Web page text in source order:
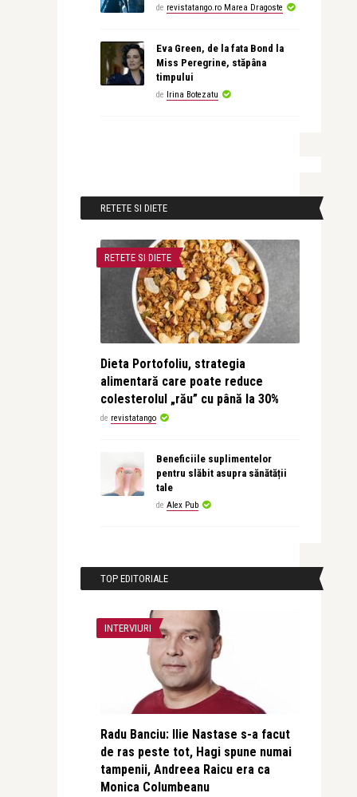
de revistatango.ro Marea Dragoste
Eva Green, de la fata Bond la
Miss Peregrine, stăpâna
timpului
de Irina Botezatu
RETETE SI DIETE
RETETE SI DIETE
Dieta Portofoliu, strategia
alimentară care poate reduce
colesterolul „rău” cu până la 30%
de revistatango
Beneficiile suplimentelor
pentru slăbit asupra sănătății
tale
de Alex Pub
TOP EDITORIALE
INTERVIURI
Radu Banciu: Ilie Nastase s-a facut
de ras peste tot, Hagi spune numai
tampenii, Andreea Raicu era ca
Monica Columbeanu